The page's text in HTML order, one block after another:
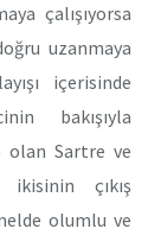
çalışıyorsa
uzanmaya
içerisinde
bakışıyla
olan Sartre ve
çıkış
olumlu ve